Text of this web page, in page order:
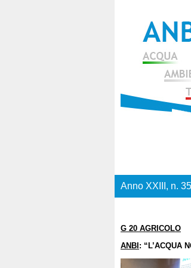
Anno XXIII, n. 35
G 20 AGRICOLO
ANBI : “L’ACQUA